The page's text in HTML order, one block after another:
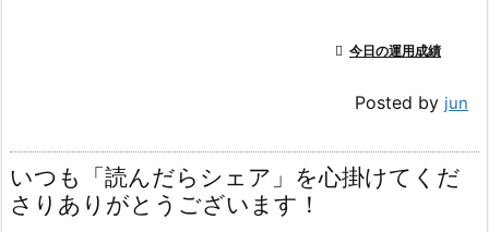
 今日の運用成績
Posted by jun
いつも「読んだらシェア」を心掛けてくだ
さりありがとうございます！